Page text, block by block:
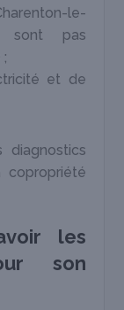
le-
sont pas
et de
les
son